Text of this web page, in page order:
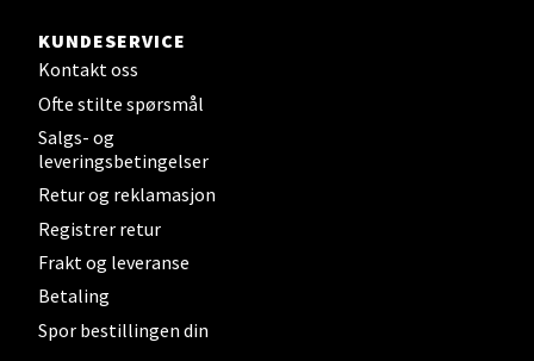
KUNDESERVICE
Kontakt oss
Ofte stilte spørsmål
Salgs- og
leveringsbetingelser
Retur og reklamasjon
Registrer retur
Frakt og leveranse
Betaling
Spor bestillingen din
Stavanger og Sandnes - Kvadrat
Gamle Stokkavei 1, 4313 Sandnes
Åpent i dag 10-21
Bergen - Thon Senter Lagunen